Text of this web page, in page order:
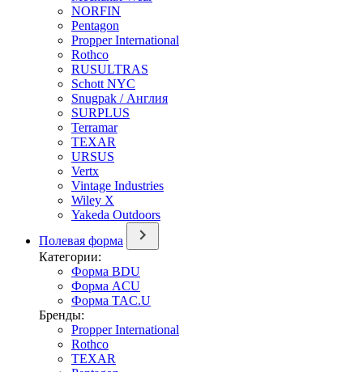
NORFIN
Pentagon
Propper International
Rothco
RUSULTRAS
Schott NYC
Snugpak / Англия
SURPLUS
Terramar
TEXAR
URSUS
Vertx
Vintage Industries
Wiley X
Yakeda Outdoors
Полевая форма
Категории:
Форма BDU
Форма ACU
Форма TAC.U
Бренды:
Propper International
Rothco
TEXAR